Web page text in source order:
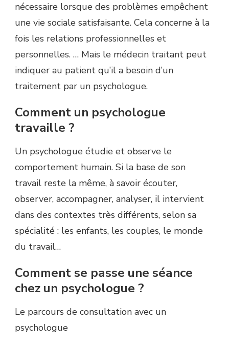
nécessaire lorsque des problèmes empêchent
une vie sociale satisfaisante. Cela concerne à la
fois les relations professionnelles et
personnelles. … Mais le médecin traitant peut
indiquer au patient qu’il a besoin d’un
traitement par un psychologue.
Comment un psychologue
travaille ?
Un psychologue étudie et observe le
comportement humain. Si la base de son
travail reste la même, à savoir écouter,
observer, accompagner, analyser, il intervient
dans des contextes très différents, selon sa
spécialité : les enfants, les couples, le monde
du travail…
Comment se passe une séance
chez un psychologue ?
Le parcours de consultation avec un
psychologue